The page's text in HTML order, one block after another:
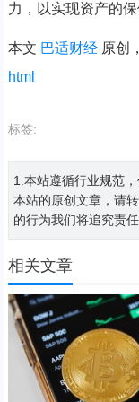
力，以实现资产的保
本文 巴适财经原创
html
标签:
1.本站遵循行业规范
本站的原创文章，请
的行为我们将追究责
相关文章